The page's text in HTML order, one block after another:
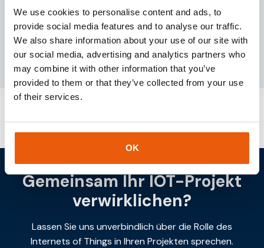
We use cookies to personalise content and ads, to
provide social media features and to analyse our traffic.
We also share information about your use of our site with
our social media, advertising and analytics partners who
may combine it with other information that you’ve
provided to them or that they’ve collected from your use
of their services.
OK
Beitragsnavigation
Gemeinsam Ihr IOT-Projekt
verwirklichen?
Lassen Sie uns unverbindlich über die Rolle des
Internets of Things in Ihren Projekten sprechen.